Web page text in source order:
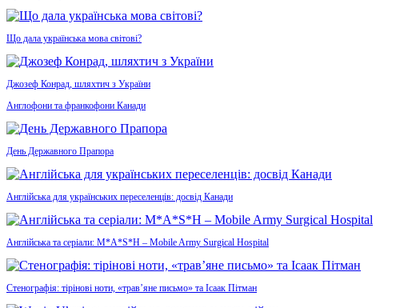
Що дала українська мова світові?
Джозеф Конрад, шляхтич з України
Англофони та франкофони Канади
День Державного Прапора
Англійська для українських переселенців: досвід Канади
Англійська та серіали: M*A*S*H – Mobile Army Surgical Hospital
Стенографія: тірінові ноти, «трав’яне письмо» та Ісаак Пітман